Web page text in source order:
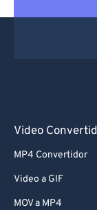
Video
MP4 Convertidor
Video a GIF
MOV a MP4